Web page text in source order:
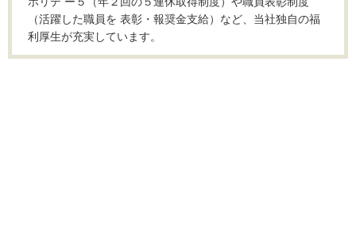
（活躍した職員を 表彰・報奨金支給）など、当社独自の福
利厚生が充実しています。